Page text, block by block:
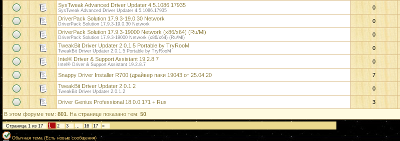
SysTweak Advanced Driver Updater 4.5.1086.17935
SysTweak Advanced Driver Updater 4.5.1086.17935 0
DriverPack Solution 17.9.3-19.0.30 Network
DriverPack Solution 17.9.3-19.0.30 Network 0
DriverPack Solution 17.9.3-19000 Network (x86/x64) (Ru/Ml)
DriverPack Solution 17.9.3-19000 Network (x86/x64) (Ru/Ml) 0
TweakBit Driver Updater 2.0.1.5 Portable by TryRooM
TweakBit Driver Updater 2.0.1.5 Portable by TryRooM 0
Intel® Driver & Support Assistant 19.2.8.7
Intel® Driver & Support Assistant 19.2.8.7 0
Snappy Driver Installer R700 (драйвер паки 19043 от 25.04.20 7
TweakBit Driver Updater 2.0.1.2
TweakBit Driver Updater 2.0.1.2 0
Driver Genius Professional 18.0.0.171 + Rus 3
В этом форуме тем: 801 . На странице показано тем: 50
Страница 1 из 17 1 2 3 … 16 17 »
Обычная тема (Есть новые сообщения)